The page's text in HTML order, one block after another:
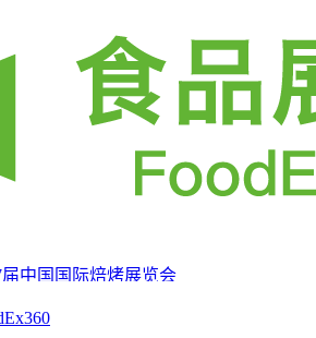
中国国际焙烤展览会
西雅国际食品和饮料展览会（上海）
上海国际酒店及餐饮业博览